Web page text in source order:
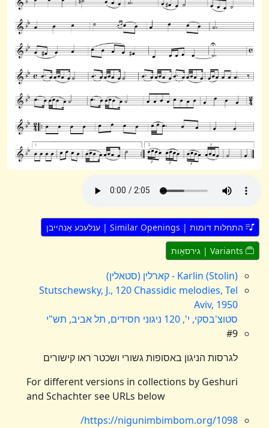
התחלות דומות | Similar Openings | ענלעכע אָנהייבן
Karlin (Stolin) - קארלין (סטאלין)
Stutschewsky, J., 120 Chassidic melodies, Tel
Aviv, 1950
סטוצ'בסקי, י', 120 ניגוני חסידים, תל אביב, תש"י
#9
לגרסות הניגון באסופות גשורי ושכטר ראו קישורים
For different versions in collections by Geshuri
and Schachter see URLs below
https://nigunimbimbom.org/1098/